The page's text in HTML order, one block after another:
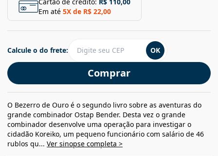
Em até 5X de R$ 22,00
Comprar
Calcule o do frete: OK
O Bezerro de Ouro é o segundo livro sobre as aventuras do
grande combinador Ostap Bender. Desta vez o grande
combinador desenvolve uma operação para investigar o
cidadão Koreiko, um pequeno funcionário com salário de 46
rublos qu... Ver sinopse completa >